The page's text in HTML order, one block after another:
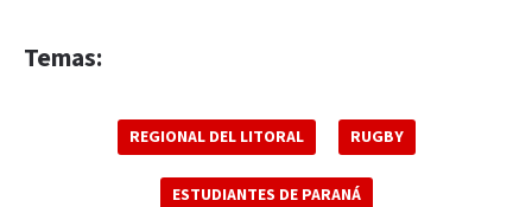
Temas:
REGIONAL DEL LITORAL RUGBY
ESTUDIANTES DE PARANÁ